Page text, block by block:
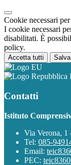
Cookie necessari
I cookie necessari
disabilitati. È
policy.
Accetta tutti
Contatti
Istituto
Via Verona, 1
Tel: 085-
Email:
PEC: